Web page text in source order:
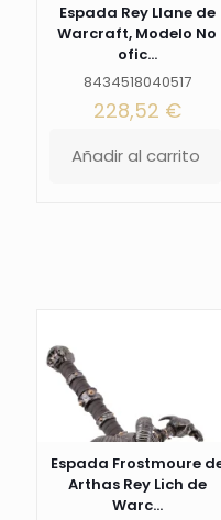
Espada Rey Llane de
Warcraft, Modelo No
ofic...
8434518040517
228,52 €
Añadir al carrito
Espada Frostmoure
Arthas Rey Lich de
Warc...